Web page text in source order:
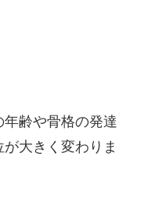
齢や骨格の発達
大きく変わりま